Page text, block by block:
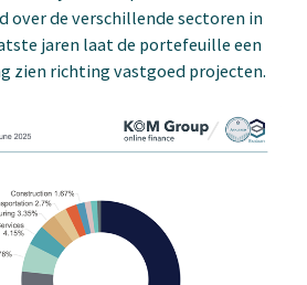
over de verschillende sectoren in
jaren laat de portefeuille een
zien richting vastgoed projecten.